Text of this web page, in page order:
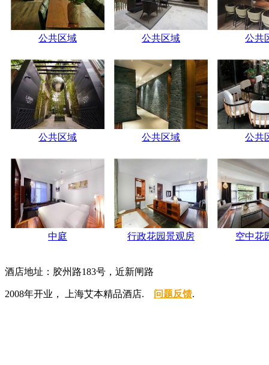
公共区域 公共区域 公共
公共区域 公共区域 公共
中庭 行政花园景观房 空中花
酒店地址：胶州路183号，近新闸路
2008年开业， 上海艾本精品酒店. 问题反馈.